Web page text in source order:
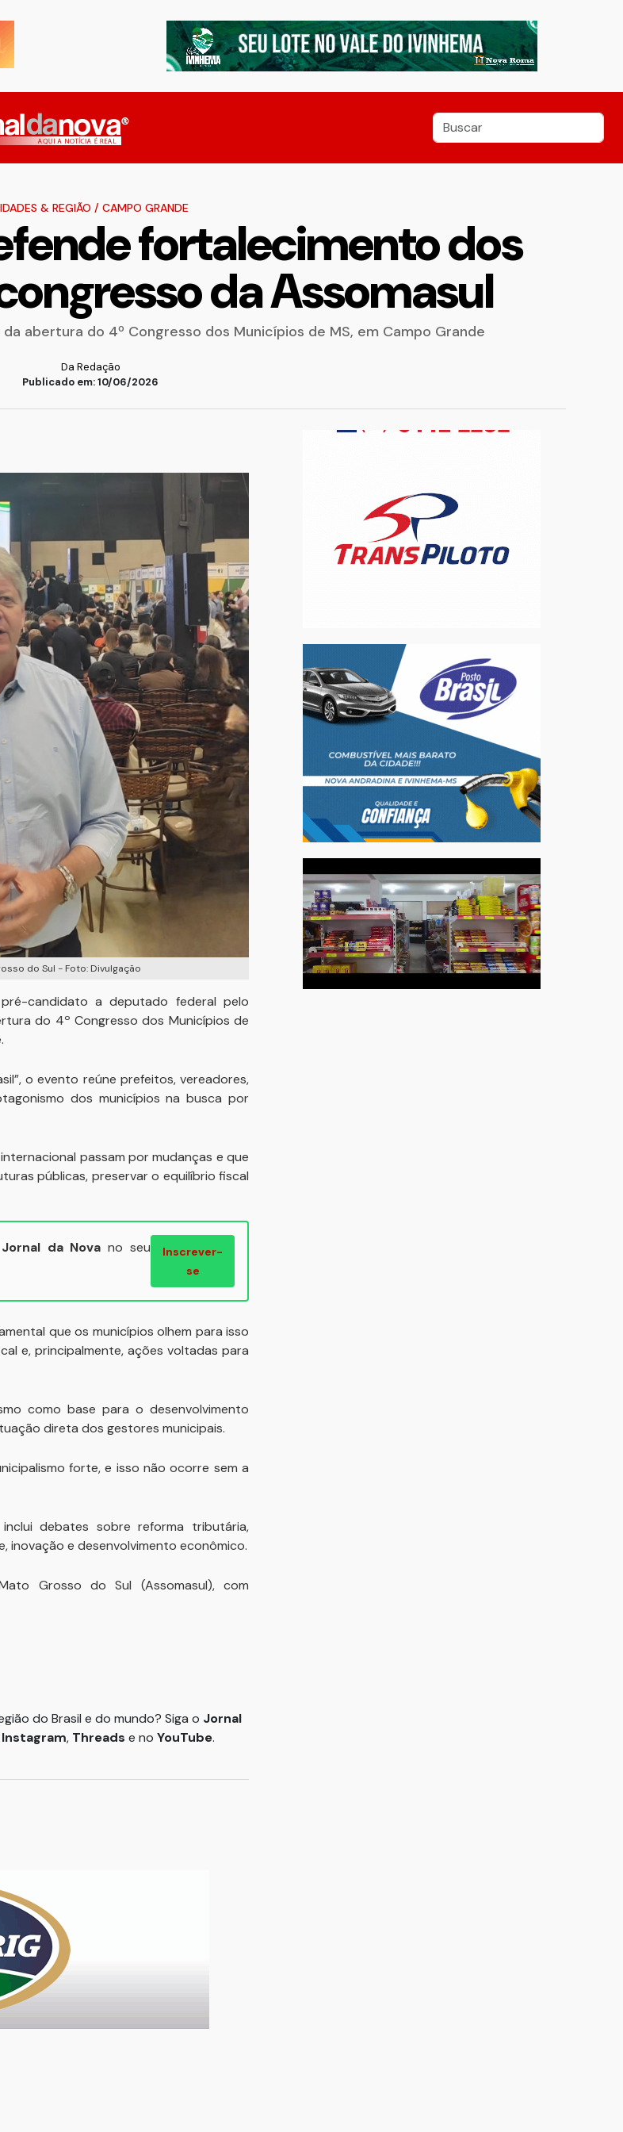
& REGIÃO / CAMPO GRANDE
fortalecimento dos
da Assomasul
abertura do 4º Congresso dos Municípios de MS, em Campo Grande
Da Redação
Publicado em: 10/06/2026
do Sul - Foto: Divulgação
candidato a deputado federal pelo
do 4º Congresso dos Municípios de
o evento reúne prefeitos, vereadores,
dos municípios na busca por
passam por mudanças e que
públicas, preservar o equilíbrio fiscal
Jornal da Nova no seu
Inscrever-
se
que os municípios olhem para isso
e, principalmente, ações voltadas para
como base para o desenvolvimento
direta dos gestores municipais.
forte, e isso não ocorre sem a
debates sobre reforma tributária,
inovação e desenvolvimento econômico.
Grosso do Sul (Assomasul), com
do Brasil e do mundo? Siga o Jornal
Instagram, Threads e no YouTube.